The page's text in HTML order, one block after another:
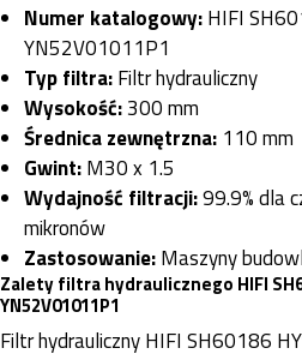
Numer katalogowy:HIFI
YN52V01011P1
Typ filtra:Filtr hydrauliczny
Wysokość:300 mm
Średnica zewnętrzna: 110 mm
Gwint:M30 x 1.5
Wydajność filtracji:99.9% dla
mikronów
Zastosowanie:Maszyny
Zalety filtra hydraulicznego HIFI
YN52V01011P1
Filtr hydrauliczny HIFI SH60186